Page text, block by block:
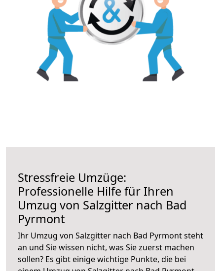
Stressfreie Umzüge:
Professionelle Hilfe für Ihren
Umzug von Salzgitter nach Bad
Pyrmont
Ihr Umzug von Salzgitter nach Bad Pyrmont steht
an und Sie wissen nicht, was Sie zuerst machen
sollen? Es gibt einige wichtige Punkte, die bei